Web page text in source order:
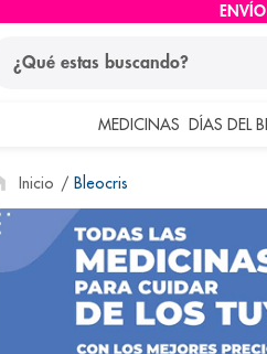
MEDICINAS DÍAS DEL
Bleocris
términos más buscados
1. protector solar
pañales
3 eucerin
cerave
nivea